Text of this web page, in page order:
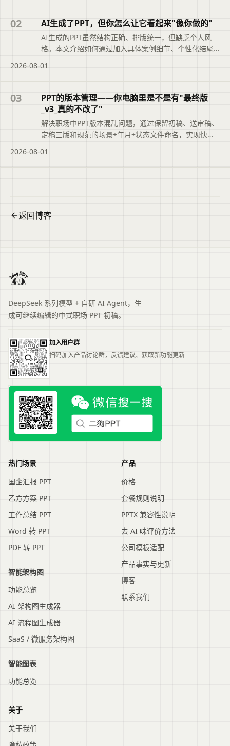
02 AI生成了PPT，但你怎么让它看起来"像你做的"
AI生成的PPT虽然结构正确、排版统一，但缺乏个人风
格。本文介绍如何通过加入具体案例细节、个性化结尾
的，既保留AI的效率，又融入真实个性。
2026-08-01
03
PPT的版本管理——你电脑里是不是有"最终版
_v3_真的不改了"
解决职场中PPT版本混乱问题，通过保留初稿、送审稿、
定稿三版和规范的场景+年月+状态文件命名，实现快速
2026-08-01
返回博客
DeepSeek 系列模型 + 自研 AI Agent，生
成可继续编辑的中式职场 PPT 初稿。
加入用户群
扫码加入产品讨论群，反馈建议、获取新功能更新
热门场景
国企汇报 PPT
乙方方案 PPT
工作总结 PPT
Word 转 PPT
PDF 转 PPT
智能架构图
功能总览
AI 架构图生成器
AI 流程图生成器
SaaS / 微服务架构图
智能图表
功能总览
产品
价格
套餐规则说明
PPTX 兼容性说明
去 AI 味评价方法
公司模板适配
产品事实与更新
博客
联系我们
关于
关于我们